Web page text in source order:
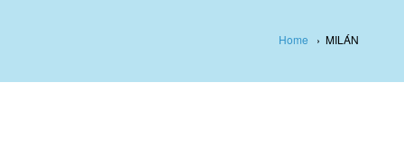
Home › MILÁN